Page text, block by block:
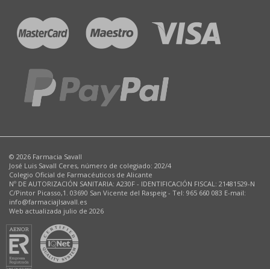
© 2026 Farmacia Savall
José Luis Savall Ceres, número de colegiado: 202/4
Colegio Oficial de Farmacéuticos de Alicante
Nº DE AUTORIZACIÓN SANITARIA: A230F - IDENTIFICACIÓN FISCAL: 21481529-N
C/Pintor Picasso,1. 03690 San Vicente del Raspeig - Tel: 965 660 083 E-mail:
info@farmaciajlsavall.es
Web actualizada julio de 2026